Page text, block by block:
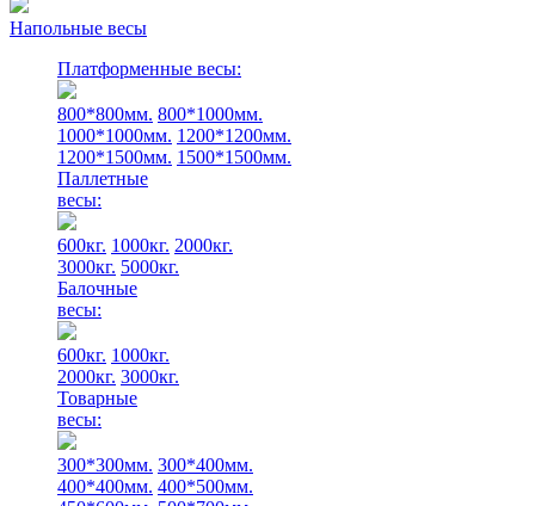
Напольные весы
Платформенные весы:
800*800мм. 800*1000мм.
1000*1000мм. 1200*1200мм.
1200*1500мм. 1500*1500мм.
Паллетные
весы:
600кг. 1000кг. 2000кг.
3000кг. 5000кг.
Балочные
весы:
600кг. 1000кг.
2000кг. 3000кг.
Товарные
весы:
300*300мм. 300*400мм.
400*400мм. 400*500мм.